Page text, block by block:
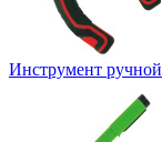
Инструмент ручной